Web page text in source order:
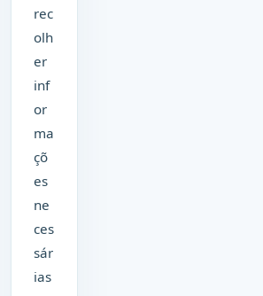
rec
olh
er
inf
or
ma
çõ
es
ne
ces
sár
ias